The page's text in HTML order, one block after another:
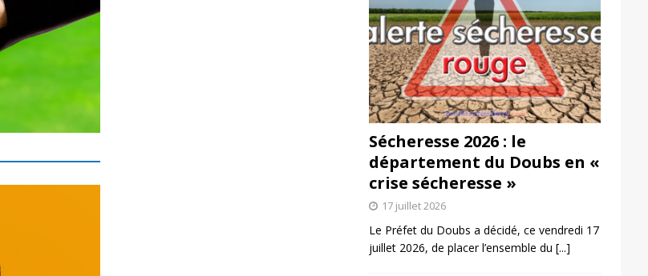
Sécheresse 2026 : le
département du Doubs en «
crise sécheresse »
17 juillet 2026
Le Préfet du Doubs a décidé, ce vendredi 17
juillet 2026, de placer l’ensemble du [...]